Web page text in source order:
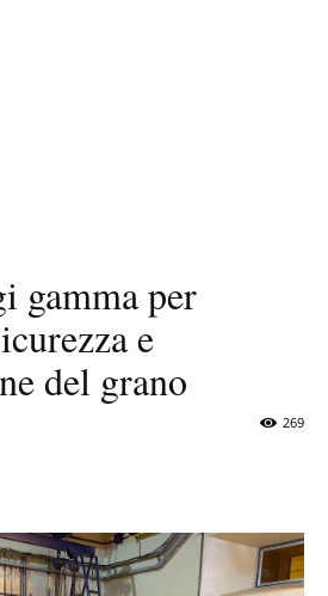
gamma per
e
del grano
269